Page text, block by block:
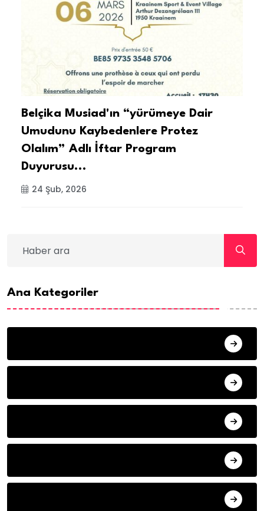
Belçika Musiad'ın “yürümeye Dair
Umudunu Kaybedenlere Protez
Olalım” Adlı İftar Program
Duyurusu...
24 Şub, 2026
Ana Kategoriler